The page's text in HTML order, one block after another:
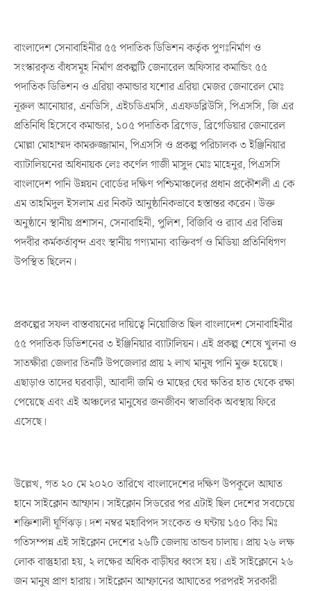
বাংলাদেশ সেনাবাহিনীর ৫৫ পদাতিক ডিভিশন কর্তৃক পুণঃনির্মাণ ও
সংস্কারকৃত বাঁধসমূহ নির্মাণ প্রকল্পটি জেনারেল অফিসার কমান্ডিং ৫৫
পদাতিক ডিভিশন ও এরিয়া কমান্ডার যশোর এরিয়া মেজর জেনারেল মোঃ
নূরুল আনোয়ার, এনডিসি, এইচডিএমসি, এএফডব্লিউসি, পিএসসি, জি এর
প্রতিনিধি হিসেবে কমান্ডার, ১০৫ পদাতিক ব্রিগেড, ব্রিগেডিয়ার জেনারেল
মোল্লা মোহাম্মদ কামরুজ্জামান, পিএসসি ও প্রকল্প পরিচালক ৩ ইঞ্জিনিয়ার
ব্যাটালিয়নের অধিনায়ক লেঃ কর্ণেল গাজী মাসুদ মোঃ মাহেনুর, পিএসসি
বাংলাদেশ পানি উন্নয়ন বোর্ডের দক্ষিণ পশ্চিমাঞ্চলের প্রধান প্রকৌশলী এ কে
এম তাহমিদুল ইসলাম এর নিকট আনুষ্ঠানিকভাবে হস্তান্তর করেন। উক্ত
অনুষ্ঠানে স্থানীয় প্রশাসন, সেনাবাহিনী, পুলিশ, বিজিবি ও র‍্যাব এর বিভিন্ন
পদবীর কর্মকর্তাবৃন্দ এবং স্থানীয় গণ্যমান্য ব্যক্তিবর্গ ও মিডিয়া প্রতিনিধিগণ
উপস্থিত ছিলেন।
প্রকল্পের সফল বাস্তবায়নের দায়িত্বে নিয়োজিত ছিল বাংলাদেশ সেনাবাহিনীর
৫৫ পদাতিক ডিভিশনের ৩ ইঞ্জিনিয়ার ব্যাটালিয়ন। এই প্রকল্প শেষে খুলনা ও
সাতক্ষীরা জেলার তিনটি উপজেলার প্রায় ২ লাখ মানুষ পানি মুক্ত হয়েছে।
এছাড়াও তাদের ঘরবাড়ী, আবাদী জমি ও মাছের ঘের ক্ষতির হাত থেকে রক্ষা
পেয়েছে এবং এই অঞ্চলের মানুষের জনজীবন স্বাভাবিক অবস্থায় ফিরে
এসেছে।
উল্লেখ, গত ২০ মে ২০২০ তারিখে বাংলাদেশের দক্ষিণ উপকূলে আঘাত
হানে সাইক্লোন আম্ফান। সাইক্লোন সিডরের পর এটাই ছিল দেশের সবচেয়ে
শক্তিশালী ঘূর্ণিঝড়। দশ নম্বর মহাবিপদ সংকেত ও ঘন্টায় ১৫০ কিঃ মিঃ
গতিসম্পন্ন এই সাইক্লোন দেশের ২৬টি জেলায় তান্ডব চালায়। প্রায় ২৬ লক্ষ
লোক বাস্তুহারা হয়, ২ লক্ষের অধিক বাড়ীঘর ধ্বংস হয়। এই সাইক্লোনে ২৬
জন মানুষ প্রাণ হারায়। সাইক্লোন আম্ফানের আঘাতের পরপরই সরকারী